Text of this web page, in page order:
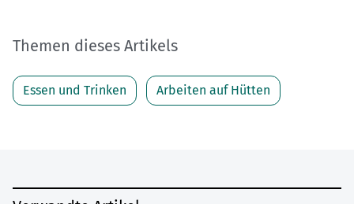
Themen dieses Artikels
Essen und Trinken Arbeiten auf Hütten